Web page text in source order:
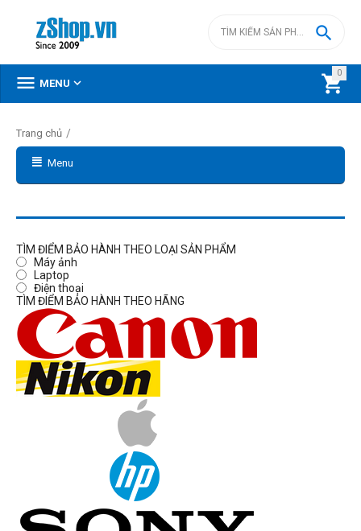
0


 MENU 
Trang chủ /
Menu
TÌM ĐIỂM BẢO HÀNH THEO LOẠI SẢN PHẨM
Máy ảnh
Laptop
Điện thoại
TÌM ĐIỂM BẢO HÀNH THEO HÃNG